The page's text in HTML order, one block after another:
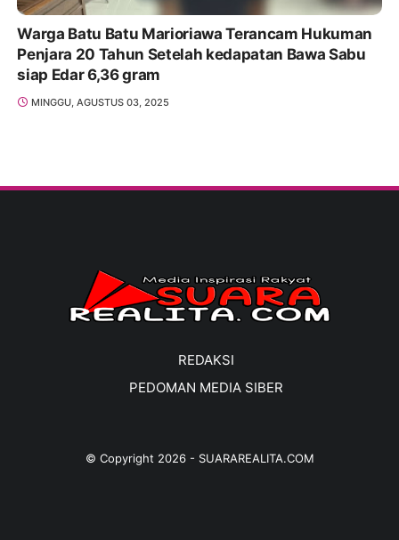
Warga Batu Batu Marioriawa Terancam Hukuman
Penjara 20 Tahun Setelah kedapatan Bawa Sabu
siap Edar 6,36 gram
MINGGU, AGUSTUS 03, 2025
REDAKSI
PEDOMAN MEDIA SIBER
© Copyright 2026- SUARAREALITA.COM